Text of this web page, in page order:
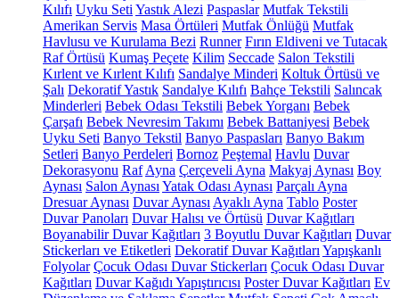
Kılıfı Uyku Seti Yastık Alezi Paspaslar Mutfak Tekstili
Amerikan Servis Masa Örtüleri Mutfak Önlüğü Mutfak
Havlusu ve Kurulama Bezi Runner Fırın Eldiveni ve Tutacak
Raf Örtüsü Kumaş Peçete Kilim Seccade Salon Tekstili
Kırlent ve Kırlent Kılıfı Sandalye Minderi Koltuk Örtüsü ve
Şalı Dekoratif Yastık Sandalye Kılıfı Bahçe Tekstili Salıncak
Minderleri Bebek Odası Tekstili Bebek Yorganı Bebek
Çarşafı Bebek Nevresim Takımı Bebek Battaniyesi Bebek
Uyku Seti Banyo Tekstil Banyo Paspasları Banyo Bakım
Setleri Banyo Perdeleri Bornoz Peştemal Havlu Duvar
Dekorasyonu Raf Ayna Çerçeveli Ayna Makyaj Aynası Boy
Aynası Salon Aynası Yatak Odası Aynası Parçalı Ayna
Dresuar Aynası Duvar Aynası Ayaklı Ayna Tablo Poster
Duvar Panoları Duvar Halısı ve Örtüsü Duvar Kağıtları
Boyanabilir Duvar Kağıtları 3 Boyutlu Duvar Kağıtları Duvar
Stickerları ve Etiketleri Dekoratif Duvar Kağıtları Yapışkanlı
Folyolar Çocuk Odası Duvar Stickerları Çocuk Odası Duvar
Kağıtları Duvar Kağıdı Yapıştırıcısı Poster Duvar Kağıtları Ev